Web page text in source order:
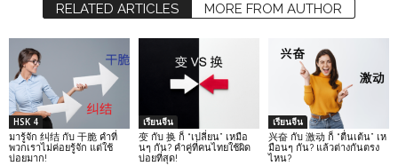
RELATED ARTICLES MORE FROM AUTHOR
HSK 4
มารู้จัก 纠结 กับ 干脆 คำที่
พวกเราไม่ค่อยรู้จัก แต่ใช้
บ่อยมาก!
เรียนจีน
变 กับ 换 ก็ “เปลี่ยน” เหมือ
นๆ กัน? คำคู่ที่คนไทยใช้ผิด
บ่อยที่สุด!
เรียนจีน
兴奋 กับ 激动 ก็ “ตื่นเต้น” เห
มือนๆ กัน? แล้วต่างกันตรง
ไหน?